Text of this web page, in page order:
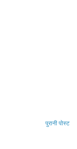
पुरानी पोस्ट